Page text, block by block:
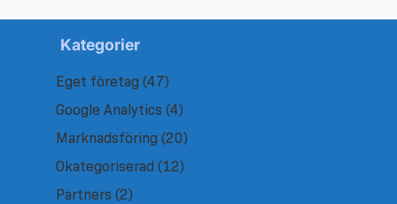
Kategorier
Eget företag (47)
Google Analytics (4)
Marknadsföring (20)
Okategoriserad (12)
Partners (2)